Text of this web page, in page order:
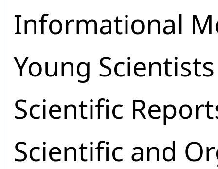
Informational
Young
Scientific
Scientific and